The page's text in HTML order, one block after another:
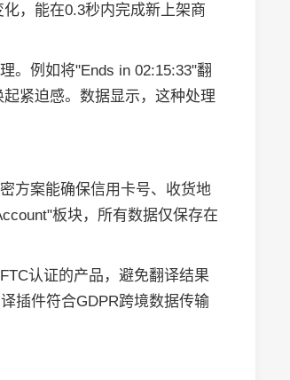
，能在0.3秒内完成新上架商
。例如将"Ends in 02:15:33"翻
紧迫感。数据显示，这种处理
方案能确保信用卡号、收货地
板块，所有数据仅保存在
认证的产品，避免翻译结果
插件符合GDPR跨境数据传输